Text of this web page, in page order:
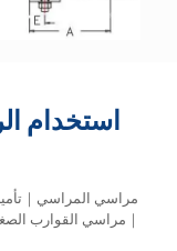
استخدام
مراسي المراسي｜
｜مراسي القوارب